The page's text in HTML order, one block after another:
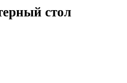
стол